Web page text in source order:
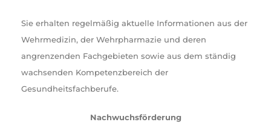
Sie erhalten regelmäßig aktuelle Informationen aus der
Wehrmedizin, der Wehrpharmazie und deren
angrenzenden Fachgebieten sowie aus dem ständig
wachsenden Kompetenzbereich der
Gesundheitsfachberufe.
Nachwuchsförderung